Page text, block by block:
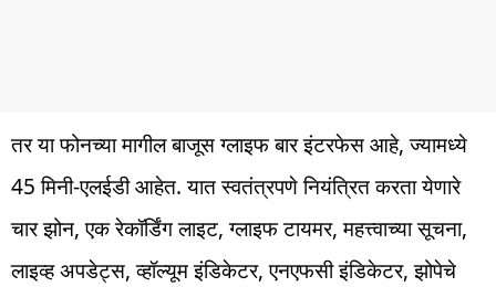
तर या फोनच्या मागील बाजूस ग्लाइफ बार इंटरफेस आहे, ज्यामध्ये
45 मिनी-एलईडी आहेत. यात स्वतंत्रपणे नियंत्रित करता येणारे
चार झोन, एक रेकॉर्डिंग लाइट, ग्लाइफ टायमर, महत्त्वाच्या सूचना,
लाइव्ह अपडेट्स, व्हॉल्यूम इंडिकेटर, एनएफसी इंडिकेटर, झोपेचे